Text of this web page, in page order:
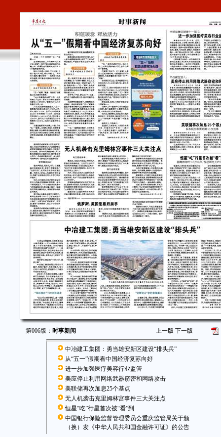
第006版： 时事新闻 上一版 下一版
中冶建工集团：勇当雄安新区建设“排头兵”
从“五一”假期看中国经济复苏向好
进一步加强医疗美容行业监管
美应停止利用网络武器窃密和网络攻击
美联储再次加息25个基点
无人机袭击克里姆林宫事件三大关注点
恒星“吃”行星首次被“看”到
中国银行保险监督管理委员会重庆监管局关于颁
（换）发《中华人民共和国金融许可证》的公告